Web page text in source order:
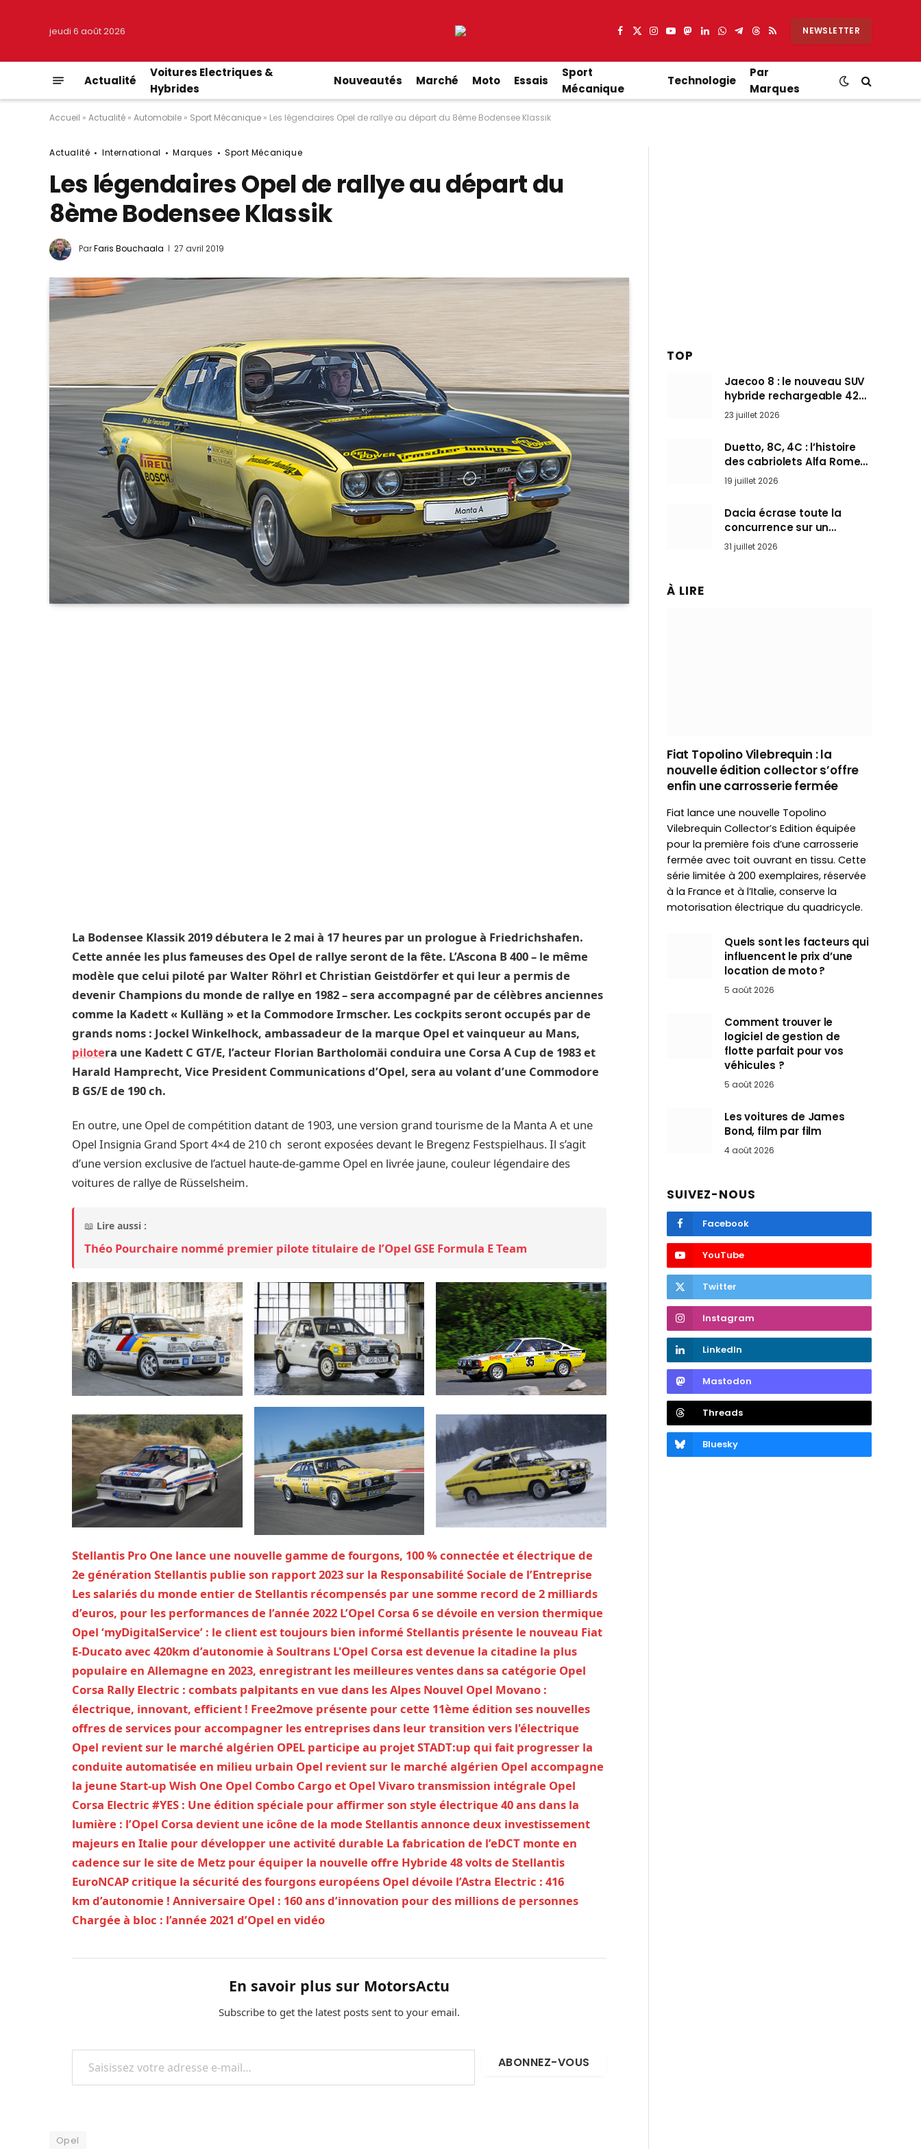
jeudi 6 août 2026 Facebook
X
Instagram
YouTube
Mastodon
LinkedIn
WhatsApp
Partager
Telegram
Threads
RSS NEWSLETTER
Actualité
Voitures Electriques &
Hybrides
Nouveautés Marché Moto Essais
Sport
Mécanique
Technologie
Par
Marques
Accueil » Actualité » Automobile » Sport Mécanique » Les légendaires Opel de rallye au départ du 8ème Bodensee Klassik
Actualité International Marques Sport Mécanique
Les légendaires Opel de rallye au départ du
8ème Bodensee Klassik
ParFaris Bouchaala 27 avril 2019
La Bodensee Klassik 2019 débutera le 2 mai à 17 heures par un prologue à Friedrichshafen.
Cette année les plus fameuses des Opel de rallye seront de la fête. L’Ascona B 400 – le même
modèle que celui piloté par Walter Röhrl et Christian Geistdörfer et qui leur a permis de
devenir Champions du monde de rallye en 1982 – sera accompagné par de célèbres anciennes
comme la Kadett « Kulläng » et la Commodore Irmscher. Les cockpits seront occupés par de
grands noms : Jockel Winkelhock, ambassadeur de la marque Opel et vainqueur au Mans,
pilotera une Kadett C GT/E, l’acteur Florian Bartholomäi conduira une Corsa A Cup de 1983 et
Harald Hamprecht, Vice President Communications d’Opel, sera au volant d’une Commodore
B GS/E de 190 ch.
En outre, une Opel de compétition datant de 1903, une version grand tourisme de la Manta A et une
Opel Insignia Grand Sport 4×4 de 210 ch seront exposées devant le Bregenz Festspielhaus. Il s’agit
d’une version exclusive de l’actuel haute-de-gamme Opel en livrée jaune, couleur légendaire des
voitures de rallye de Rüsselsheim.
📖 Lire aussi :
Théo Pourchaire nommé premier pilote titulaire de l’Opel GSE Formula E Team
Stellantis Pro One lance une nouvelle gamme de fourgons, 100 % connectée et électrique de
2e génération Stellantis publie son rapport 2023 sur la Responsabilité Sociale de l’Entreprise
Les salariés du monde entier de Stellantis récompensés par une somme record de 2 milliards
d’euros, pour les performances de l’année 2022 L’Opel Corsa 6 se dévoile en version thermique
Opel ‘myDigitalService’ : le client est toujours bien informé Stellantis présente le nouveau Fiat
E-Ducato avec 420km d’autonomie à Soultrans L'Opel Corsa est devenue la citadine la plus
populaire en Allemagne en 2023, enregistrant les meilleures ventes dans sa catégorie Opel
Corsa Rally Electric : combats palpitants en vue dans les Alpes Nouvel Opel Movano :
électrique, innovant, efficient ! Free2move présente pour cette 11ème édition ses nouvelles
offres de services pour accompagner les entreprises dans leur transition vers l'électrique
Opel revient sur le marché algérien OPEL participe au projet STADT:up qui fait progresser la
conduite automatisée en milieu urbain Opel revient sur le marché algérien Opel accompagne
la jeune Start-up Wish One Opel Combo Cargo et Opel Vivaro transmission intégrale Opel
Corsa Electric #YES : Une édition spéciale pour affirmer son style électrique 40 ans dans la
lumière : l’Opel Corsa devient une icône de la mode Stellantis annonce deux investissement
majeurs en Italie pour développer une activité durable La fabrication de l’eDCT monte en
cadence sur le site de Metz pour équiper la nouvelle offre Hybride 48 volts de Stellantis
EuroNCAP critique la sécurité des fourgons européens Opel dévoile l’Astra Electric : 416
km d’autonomie ! Anniversaire Opel : 160 ans d’innovation pour des millions de personnes
Chargée à bloc : l’année 2021 d’Opel en vidéo
En savoir plus sur MotorsActu
Subscribe to get the latest posts sent to your email.
Saisissez votre adresse e-mail…
ABONNEZ-VOUS
Opel
TOP
Jaecoo 8 : le nouveau SUV
hybride rechargeable 428
ch qui vise l’Audi Q7 arrive
en Europe cet automne
23 juillet 2026
Duetto, 8C, 4C : l’histoire
des cabriolets Alfa Romeo,
ces Spider qui ont défini
l’art de rouler cheveux au
vent
19 juillet 2026
Dacia écrase toute la
concurrence sur un
marché où personne ne
l’attendait
31 juillet 2026
À LIRE
Fiat Topolino Vilebrequin : la
nouvelle édition collector s’offre
enfin une carrosserie fermée
Fiat lance une nouvelle Topolino
Vilebrequin Collector’s Edition équipée
pour la première fois d’une carrosserie
fermée avec toit ouvrant en tissu. Cette
série limitée à 200 exemplaires, réservée
à la France et à l’Italie, conserve la
motorisation électrique du quadricycle.
Quels sont les facteurs qui
influencent le prix d’une
location de moto ?
5 août 2026
Comment trouver le
logiciel de gestion de
flotte parfait pour vos
véhicules ?
5 août 2026
Les voitures de James
Bond, film par film
4 août 2026
SUIVEZ-NOUS
Facebook
YouTube
Twitter
Instagram
LinkedIn
Mastodon
Threads
Bluesky